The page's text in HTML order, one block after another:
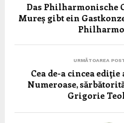
Das Philharmonische
Mureș gibt ein
URMĂTOAREA
Cea de-a cincea
Numeroase,
Grigorie